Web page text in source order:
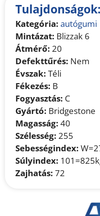
Tulajdonságok:
Kategória: autógumi
Mintázat: Blizzak 6
Átmérő: 20
Defekttűrés: Nem
Évszak: Téli
Fékezés: B
Fogyasztás: C
Gyártó: Bridgestone
Magasság: 40
Szélesség: 255
Sebességindex:
Súlyindex:
Zajhatás: 72